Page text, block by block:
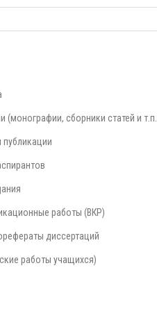
(монографии, сборники статей и
публикации
работы (ВКР)
диссертаций
работы учащихся)